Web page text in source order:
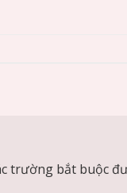
trường bắt buộc